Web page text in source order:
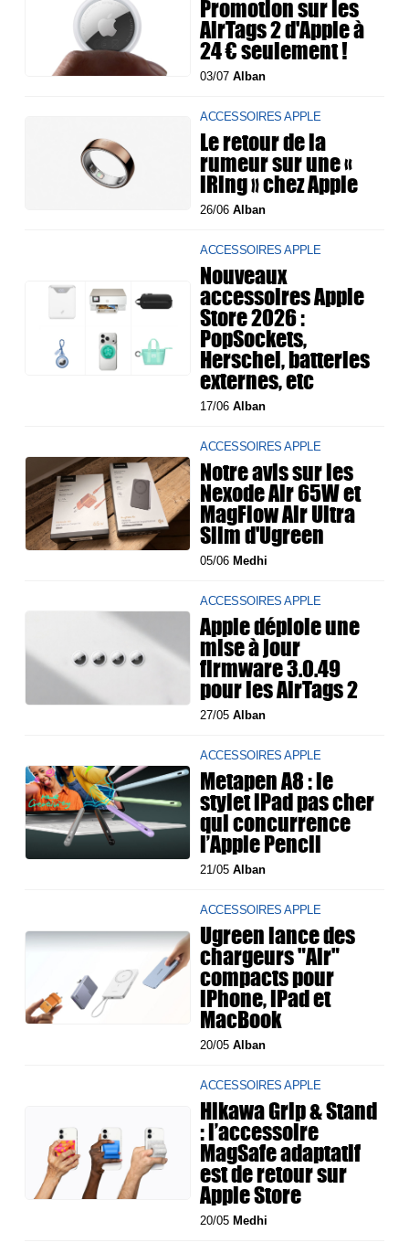
Promotion sur les
AirTags 2 d'Apple à
24 € seulement !
03/07Alban
ACCESSOIRES APPLE
Le retour de la
rumeur sur une «
iRing » chez Apple
26/06Alban
ACCESSOIRES APPLE
Nouveaux
accessoires Apple
Store 2026 :
PopSockets,
Herschel, batteries
externes, etc
17/06Alban
ACCESSOIRES APPLE
Notre avis sur les
Nexode Air 65W et
MagFlow Air Ultra
Slim d'Ugreen
05/06 Medhi
ACCESSOIRES APPLE
Apple déploie une
mise à jour
firmware 3.0.49
pour les AirTags 2
27/05Alban
ACCESSOIRES APPLE
Metapen A8 : le
stylet iPad pas cher
qui concurrence
l’Apple Pencil
21/05Alban
ACCESSOIRES APPLE
Ugreen lance des
chargeurs "Air"
compacts pour
iPhone, iPad et
MacBook
20/05Alban
ACCESSOIRES APPLE
Hikawa Grip & Stand
: l’accessoire
MagSafe adaptatif
est de retour sur
Apple Store
20/05 Medhi